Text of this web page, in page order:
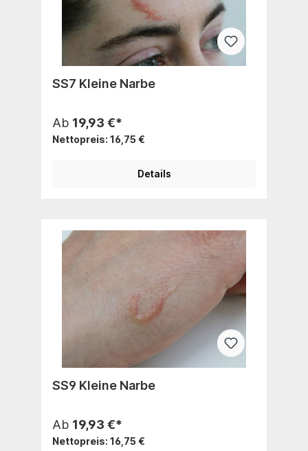
SS7 Kleine Narbe
Ab 19,93 €*
Nettopreis: 16,75 €
Details
SS9 Kleine Narbe
Ab 19,93 €*
Nettopreis: 16,75 €